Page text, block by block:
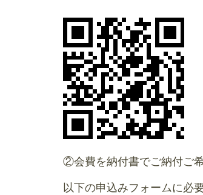
②会費を納付書でご納付ご
以下の申込みフォームに必